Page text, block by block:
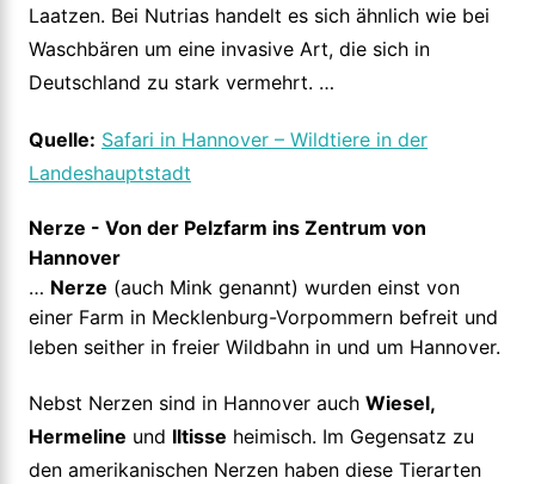
Laatzen. Bei Nutrias handelt es sich ähnlich wie bei
Waschbären um eine invasive Art, die sich in
Deutschland zu stark vermehrt. …
Quelle: Safari in Hannover – Wildtiere in der
Landeshauptstadt
Nerze - Von der Pelzfarm ins Zentrum von
Hannover
… Nerze (auch Mink genannt) wurden einst von
einer Farm in Mecklenburg-Vorpommern befreit und
leben seither in freier Wildbahn in und um Hannover.
Nebst Nerzen sind in Hannover auch Wiesel,
Hermeline und Iltisse heimisch. Im Gegensatz zu
den amerikanischen Nerzen haben diese Tierarten